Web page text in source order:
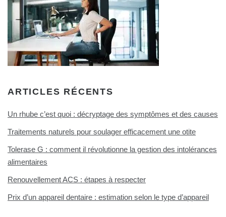
ARTICLES RÉCENTS
Un rhube c’est quoi : décryptage des symptômes et des causes
Traitements naturels pour soulager efficacement une otite
Tolerase G : comment il révolutionne la gestion des intolérances
alimentaires
Renouvellement ACS : étapes à respecter
Prix d’un appareil dentaire : estimation selon le type d’appareil